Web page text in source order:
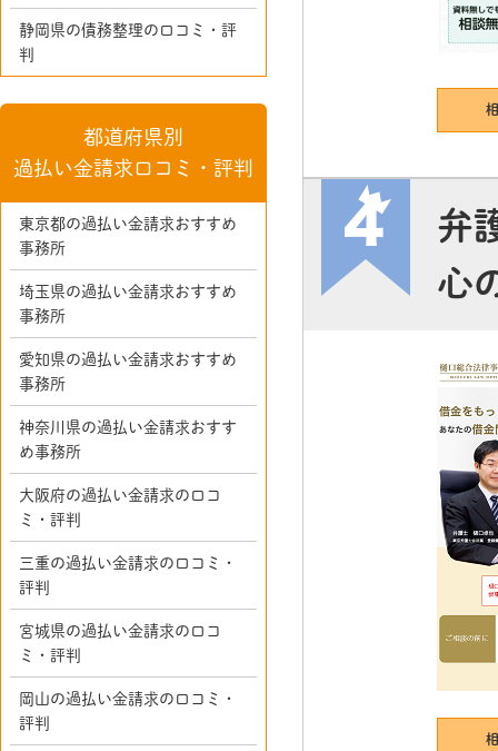
弁
心
静岡県の債務整理の口コミ・評
判
都道府県別
過払い金請求口コミ・評判
東京都の過払い金請求おすすめ
事務所
埼玉県の過払い金請求おすすめ
事務所
愛知県の過払い金請求おすすめ
事務所
神奈川県の過払い金請求おすす
め事務所
大阪府の過払い金請求の口コ
ミ・評判
三重の過払い金請求の口コミ・
評判
宮城県の過払い金請求の口コ
ミ・評判
岡山の過払い金請求の口コミ・
評判